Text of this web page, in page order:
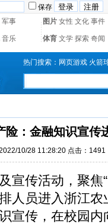
保存
军事 图片 女性 文化 事件
音乐 体育 文学 探索 奇闻
热门搜索： 网页游戏 火箭
险：金融知识宣传
10/28 11:28:20 点击：1491
宣传活动，聚焦
人员进入浙江
宣传，在校园